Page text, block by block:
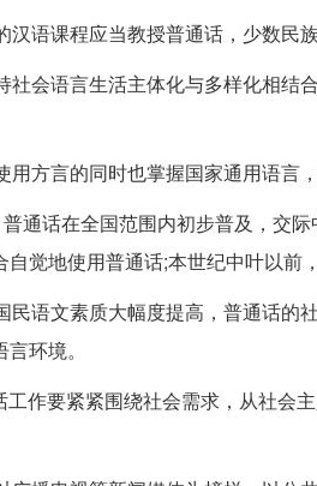
语课程应当教授普通话，少数民
会语言生活主体化与多样化相结
方言的同时也掌握国家通用语言
通话在全国范围内初步普及，交
觉地使用普通话;本世纪中叶以前
语文素质大幅度提高，普通话的
环境。
作要紧紧围绕社会需求，从社会